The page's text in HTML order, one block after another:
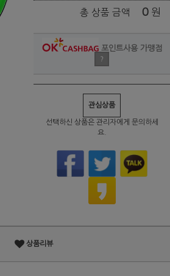
총 상품 금액 0 원
포인트사용 가맹점
?
관심상품
선택하신 상품은 관리자에게 문의하세
요.
상품리뷰